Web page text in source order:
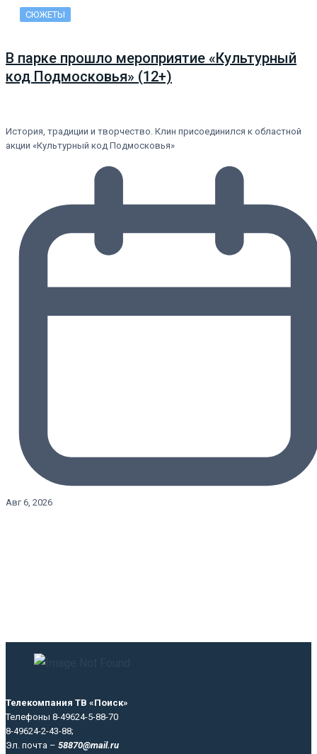
СЮЖЕТЫ
В парке прошло мероприятие «Культурный
код Подмосковья» (12+)
История, традиции и творчество. Клин присоединился к областной
акции «Культурный код Подмосковья»
Авг 6, 2026
Телекомпания ТВ «Поиск»
Телефоны 8-49624-5-88-70
8-49624-2-43-88;
Эл. почта – 58870@mail.ru